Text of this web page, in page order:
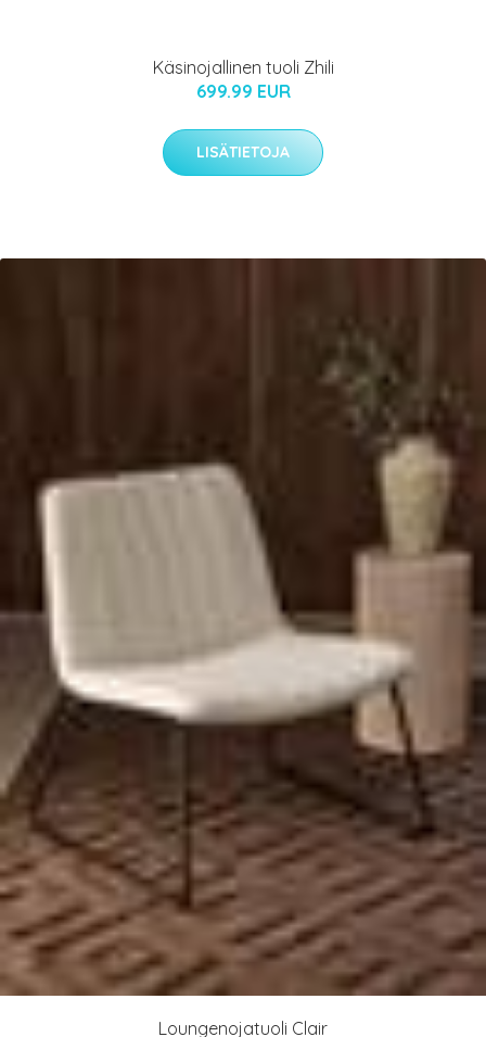
Käsinojallinen tuoli Zhili
699.99 EUR
LISÄTIETOJA
Loungenojatuoli Clair